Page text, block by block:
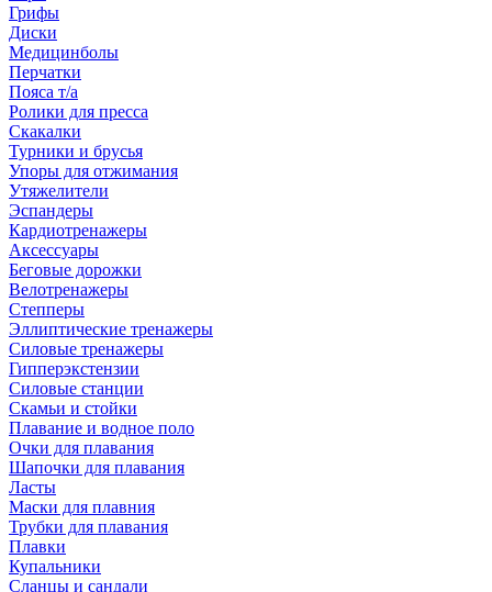
Грифы
Диски
Медицинболы
Перчатки
Пояса т/а
Ролики для пресса
Скакалки
Турники и брусья
Упоры для отжимания
Утяжелители
Эспандеры
Кардиотренажеры
Аксессуары
Беговые дорожки
Велотренажеры
Степперы
Эллиптические тренажеры
Силовые тренажеры
Гипперэкстензии
Силовые станции
Скамьи и стойки
Плавание и водное поло
Очки для плавания
Шапочки для плавания
Ласты
Маски для плавния
Трубки для плавания
Плавки
Купальники
Сланцы и сандали